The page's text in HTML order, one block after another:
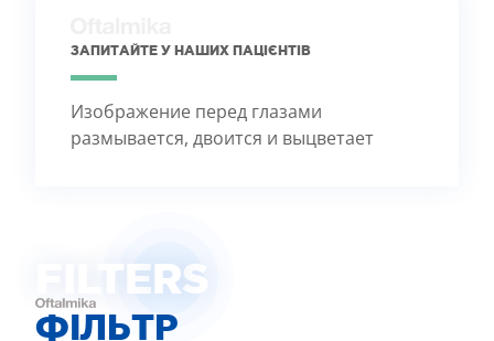
ЗАПИТАЙТЕ У НАШИХ ПАЦІЄНТІВ
Изображение перед глазами
размывается, двоится и выцветает
FILTERS
ФІЛЬТР